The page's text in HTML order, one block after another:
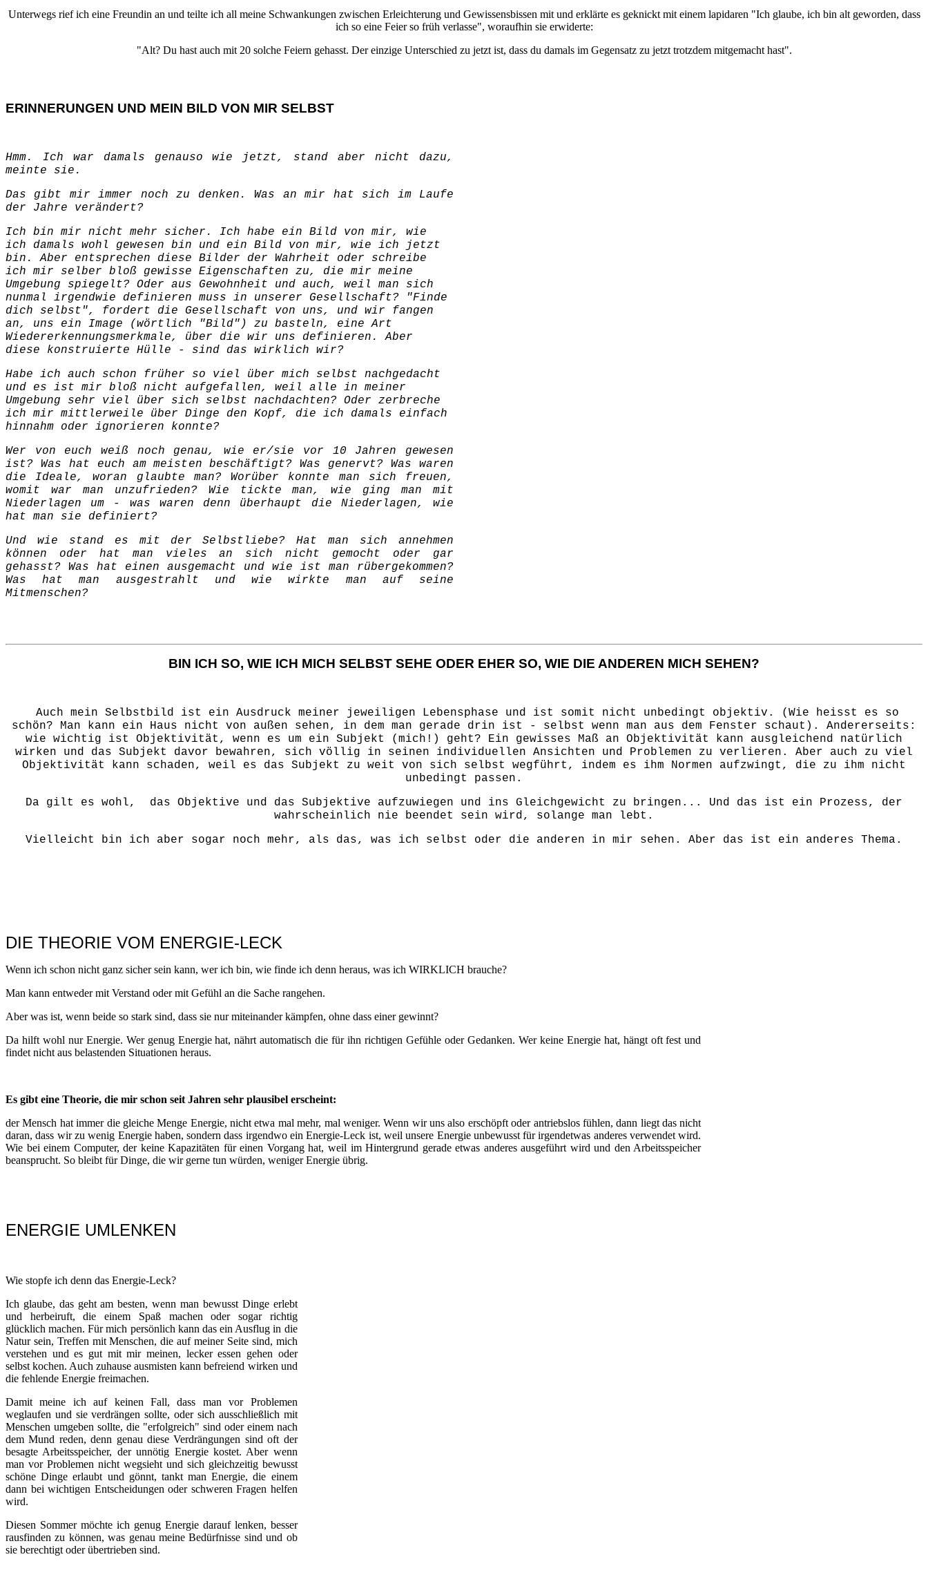
Unterwegs rief ich eine Freundin an und teilte ich all meine Schwankungen zwischen Erleichterung und Gewissensbissen mit und erklärte es geknickt mit einem lapidaren "Ich glaube, ich bin alt geworden, dass
ich so eine Feier so früh verlasse", woraufhin sie erwiderte:
"Alt? Du hast auch mit 20 solche Feiern gehasst. Der einzige Unterschied zu jetzt ist, dass du damals im Gegensatz zu jetzt trotzdem mitgemacht hast".
ERINNERUNGEN UND MEIN BILD VON MIR SELBST
Hmm. Ich war damals genauso wie jetzt, stand aber nicht dazu,
meinte sie.
Das gibt mir immer noch zu denken. Was an mir hat sich im Laufe
der Jahre verändert?
Ich bin mir nicht mehr sicher. Ich habe ein Bild von mir, wie
ich damals wohl gewesen bin und ein Bild von mir, wie ich jetzt
bin. Aber entsprechen diese Bilder der Wahrheit oder schreibe
ich mir selber bloß gewisse Eigenschaften zu, die mir meine
Umgebung spiegelt? Oder aus Gewohnheit und auch, weil man sich
nunmal irgendwie definieren muss in unserer Gesellschaft? "Finde
dich selbst", fordert die Gesellschaft von uns, und wir fangen
an, uns ein Image (wörtlich "Bild") zu basteln, eine Art
Wiedererkennungsmerkmale, über die wir uns definieren. Aber
diese konstruierte Hülle - sind das wirklich wir?
Habe ich auch schon früher so viel über mich selbst nachgedacht
und es ist mir bloß nicht aufgefallen, weil alle in meiner
Umgebung sehr viel über sich selbst nachdachten? Oder zerbreche
ich mir mittlerweile über Dinge den Kopf, die ich damals einfach
hinnahm oder ignorieren konnte?
Wer von euch weiß noch genau, wie er/sie vor 10 Jahren gewesen
ist? Was hat euch am meisten beschäftigt? Was genervt? Was waren
die Ideale, woran glaubte man? Worüber konnte man sich freuen,
womit war man unzufrieden? Wie tickte man, wie ging man mit
Niederlagen um - was waren denn überhaupt die Niederlagen, wie
hat man sie definiert?
Und wie stand es mit der Selbstliebe? Hat man sich annehmen
können oder hat man vieles an sich nicht gemocht oder gar
gehasst? Was hat einen ausgemacht und wie ist man rübergekommen?
Was hat man ausgestrahlt und wie wirkte man auf seine
Mitmenschen?
BIN ICH SO, WIE ICH MICH SELBST SEHE ODER EHER SO, WIE DIE ANDEREN MICH SEHEN?
Auch mein Selbstbild ist ein Ausdruck meiner jeweiligen Lebensphase und ist somit nicht unbedingt objektiv. (Wie heisst es so
schön? Man kann ein Haus nicht von außen sehen, in dem man gerade drin ist - selbst wenn man aus dem Fenster schaut). Andererseits:
wie wichtig ist Objektivität, wenn es um ein Subjekt (mich!) geht? Ein gewisses Maß an Objektivität kann ausgleichend natürlich
wirken und das Subjekt davor bewahren, sich völlig in seinen individuellen Ansichten und Problemen zu verlieren. Aber auch zu viel
Objektivität kann schaden, weil es das Subjekt zu weit von sich selbst wegführt, indem es ihm Normen aufzwingt, die zu ihm nicht
unbedingt passen.
Da gilt es wohl, das Objektive und das Subjektive aufzuwiegen und ins Gleichgewicht zu bringen... Und das ist ein Prozess, der
wahrscheinlich nie beendet sein wird, solange man lebt.
Vielleicht bin ich aber sogar noch mehr, als das, was ich selbst oder die anderen in mir sehen. Aber das ist ein anderes Thema.
DIE THEORIE VOM ENERGIE-LECK
Wenn ich schon nicht ganz sicher sein kann, wer ich bin, wie finde ich denn heraus, was ich WIRKLICH brauche?
Man kann entweder mit Verstand oder mit Gefühl an die Sache rangehen.
Aber was ist, wenn beide so stark sind, dass sie nur miteinander kämpfen, ohne dass einer gewinnt?
Da hilft wohl nur Energie. Wer genug Energie hat, nährt automatisch die für ihn richtigen Gefühle oder Gedanken. Wer keine Energie hat, hängt oft fest und
findet nicht aus belastenden Situationen heraus.
Es gibt eine Theorie, die mir schon seit Jahren sehr plausibel erscheint:
der Mensch hat immer die gleiche Menge Energie, nicht etwa mal mehr, mal weniger. Wenn wir uns also erschöpft oder antriebslos fühlen, dann liegt das nicht
daran, dass wir zu wenig Energie haben, sondern dass irgendwo ein Energie-Leck ist, weil unsere Energie unbewusst für irgendetwas anderes verwendet wird.
Wie bei einem Computer, der keine Kapazitäten für einen Vorgang hat, weil im Hintergrund gerade etwas anderes ausgeführt wird und den Arbeitsspeicher
beansprucht. So bleibt für Dinge, die wir gerne tun würden, weniger Energie übrig.
ENERGIE UMLENKEN
Wie stopfe ich denn das Energie-Leck?
Ich glaube, das geht am besten, wenn man bewusst Dinge erlebt
und herbeiruft, die einem Spaß machen oder sogar richtig
glücklich machen. Für mich persönlich kann das ein Ausflug in die
Natur sein, Treffen mit Menschen, die auf meiner Seite sind, mich
verstehen und es gut mit mir meinen, lecker essen gehen oder
selbst kochen. Auch zuhause ausmisten kann befreiend wirken und
die fehlende Energie freimachen.
Damit meine ich auf keinen Fall, dass man vor Problemen
weglaufen und sie verdrängen sollte, oder sich ausschließlich mit
Menschen umgeben sollte, die "erfolgreich" sind oder einem nach
dem Mund reden, denn genau diese Verdrängungen sind oft der
besagte Arbeitsspeicher, der unnötig Energie kostet. Aber wenn
man vor Problemen nicht wegsieht und sich gleichzeitig bewusst
schöne Dinge erlaubt und gönnt, tankt man Energie, die einem
dann bei wichtigen Entscheidungen oder schweren Fragen helfen
wird.
Diesen Sommer möchte ich genug Energie darauf lenken, besser
rausfinden zu können, was genau meine Bedürfnisse sind und ob
sie berechtigt oder übertrieben sind.